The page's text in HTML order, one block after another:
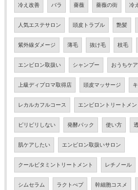
冷え改善 バラ 薔薇 薔薇の街 冷
人気エステサロン 頭皮トラブル 艶髪
紫外線ダメージ 薄毛 抜け毛 枝毛
エンビロン取扱い シャンプー おうちケア
上級ディプロマ取得店 頭皮マッサージ
レカルカフルコース エンビロントリートメン
ピリピリしない 発酵パック 使い方
肌ケアしたい エンビロン取扱いサロン
クールビタミントリートメント レチノール
シムセラム ラクトぺプ 幹細胞コスメ